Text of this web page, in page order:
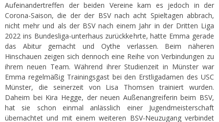
Aufeinandertreffen der beiden Vereine kam es jedoch in der
Corona-Saison, die der der BSV nach acht Spieltagen abbrach,
nicht mehr und als der BSV nach einem Jahr in der Dritten Liga
2022 ins Bundesliga-unterhaus zurückkehrte, hatte Emma gerade
das Abitur gemacht und Oythe verlassen. Beim näheren
Hinschauen zeigen sich dennoch eine Reihe von Verbindungen zu
ihrem neuen Team. Während ihrer Studienzeit in Münster war
Emma regelmäßig Trainingsgast bei den Erstligadamen des USC
Münster, die seinerzeit von Lisa Thomsen trainiert wurden.
Daheim bei Kira Hegge, der neuen Außenangreiferin beim BSV,
hat sie schon einmal anlässlich einer Jugendmeisterschaft
übernachtet und mit einem weiteren BSV-Neuzugang verbindet